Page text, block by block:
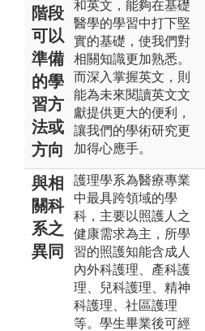
階段
可以
準備
的學
習方
法或
方向
和英文，能夠在基礎
醫學的學習中打下堅
實的基礎，使我們對
相關知識更加熟悉。
而深入掌握英文，則
能為未來閱讀英文文
獻提供更大的便利，
讓我們的學術研究更
加得心應手。
與相
關科
系之
異同
護理學系為醫療專業
中最具跨領域的學
科，主要以照護人之
健康需求為主，所學
習的照護知能含成人
內外科護理、產科護
理、兒科護理、精神
科護理、社區護理
等。學生畢業後可經